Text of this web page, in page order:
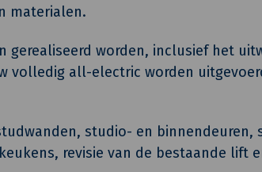
materialen.
worden, inclusief het
volledig all-electric worden
studio- en binnendeuren,
revisie van de bestaande lift